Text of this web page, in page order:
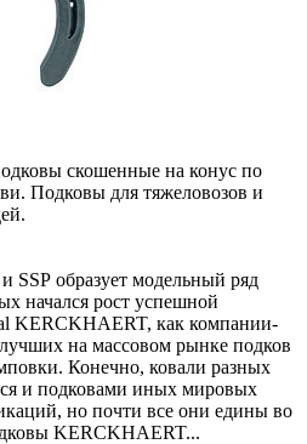
скошенные на конус по
Подковы для тяжеловозов и
SSP образует модельный ряд
начался рост успешной
KERCKHAERT, как компании-
на массовом рынке подков
Конечно, ковали разных
и подковами иных мировых
но почти все они едины во
KERCKHAERT...